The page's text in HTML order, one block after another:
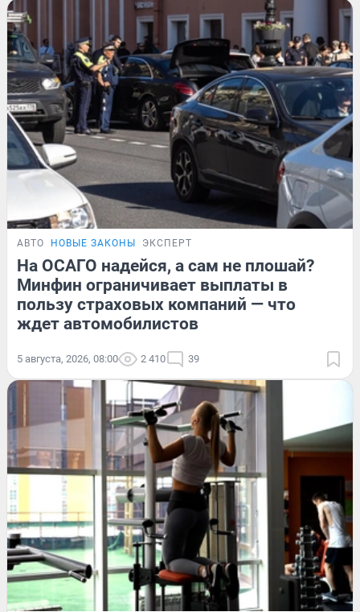
АВТО НОВЫЕ ЗАКОНЫ ЭКСПЕРТ
На ОСАГО надейся, а сам не плошай?
Минфин ограничивает выплаты в
пользу страховых компаний — что
ждет автомобилистов
5 августа, 2026, 08:00 2 410 39